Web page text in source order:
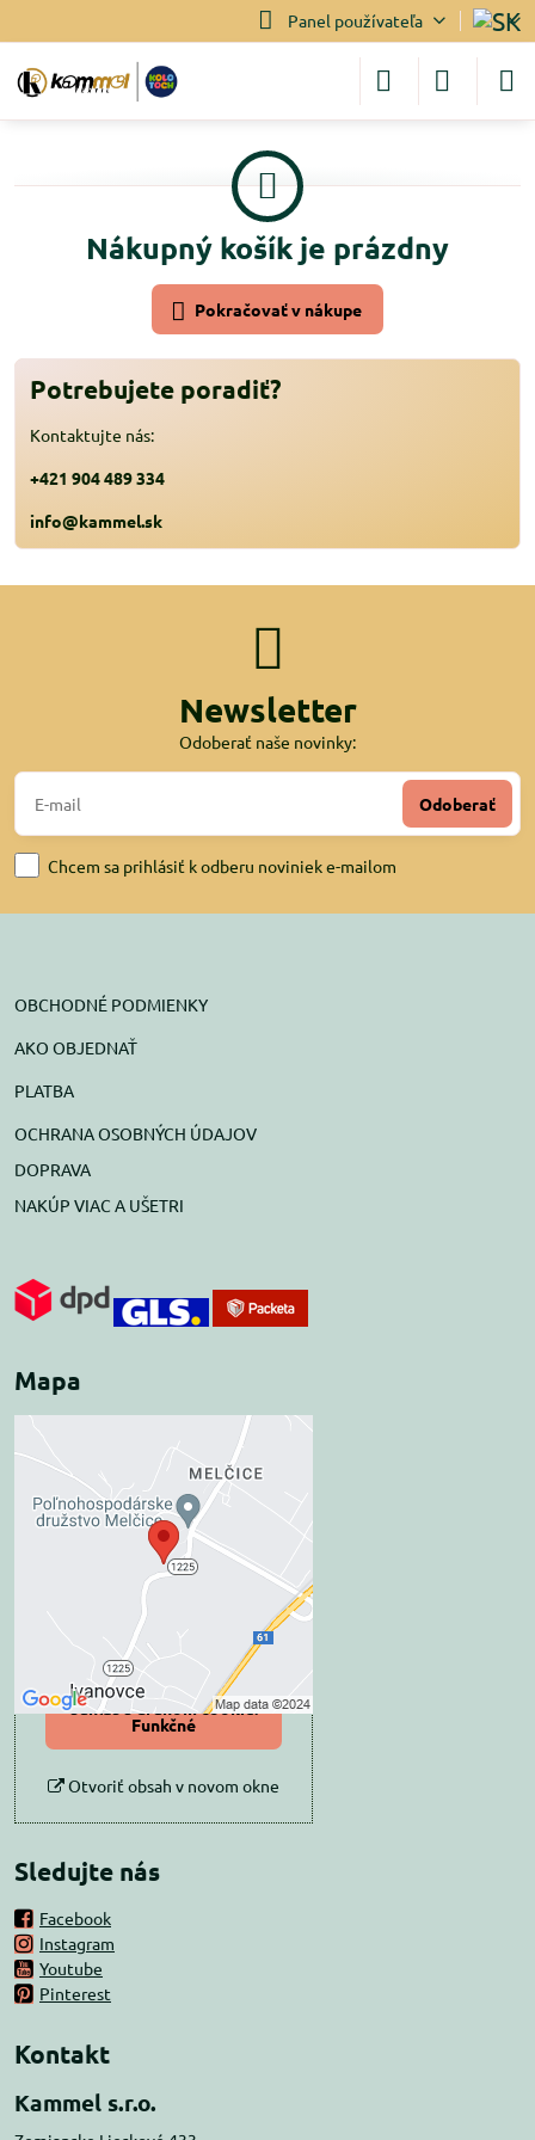
Panel používateľa
Nákupný košík je prázdny
Pokračovať v nákupe
Potrebujete poradiť?
Kontaktujte nás:
+421 904 489 334
info@kammel.sk
Newsletter
Odoberať naše novinky:
Odoberať
Chcem sa prihlásiť k odberu noviniek e-mailom
OBCHODNÉ PODMIENKY
AKO OBJEDNAŤ
PLATBA
OCHRANA OSOBNÝCH ÚDAJOV
DOPRAVA
NAKÚP VIAC A UŠETRI
Mapa
Externý obsah je
blokovaný Voľbami
súkromia
Prajete si načítať externý obsah?
Povoliť tentokrát
Povoliť a zapamätať -
súhlas s druhom cookie:
Funkčné
Otvoriť obsah v novom okne
Sledujte nás
Facebook
Instagram
Youtube
Pinterest
Kontakt
Kammel s.r.o.